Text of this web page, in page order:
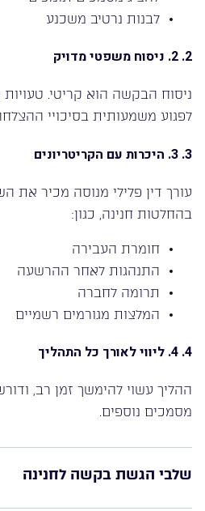
לבנות נרטיב משכנע
2. 2. ניסוח משפטי מדויק
ניסוח הבקשה הוא קריטי. טעויות
לפגוע משמעותית בסיכויי
3. 3. היכרות עם הקריטריונים
עורך דין פלילי מנוסה מכיר את
בהחלטות חנינה, כגון:
חומרת העבירה
התנהגות לאחר ההרשעה
תרומה לחברה
המלצות מגורמים רשמיים
4. 4. ליווי לאורך כל התהליך
ההליך עשוי להימשך זמן רב,
מסמכים נוספים.
שלבי הגשת בקשה לחנינה